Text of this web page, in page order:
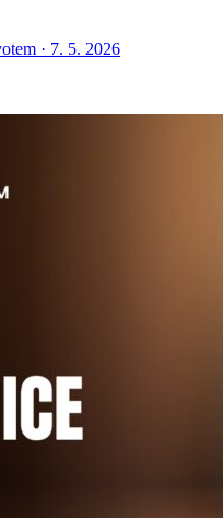
· 7. 5. 2026